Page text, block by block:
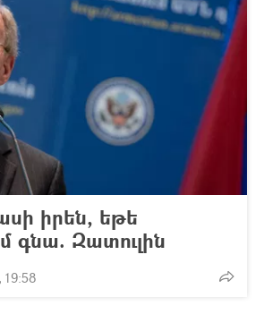
իրեն, եթե
գնա. Զատուլին
19:58